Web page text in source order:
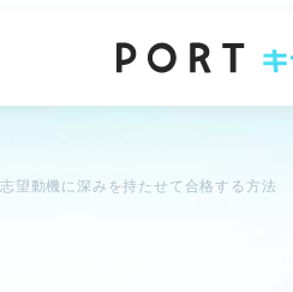
望動機に深みを持たせて合格する方法